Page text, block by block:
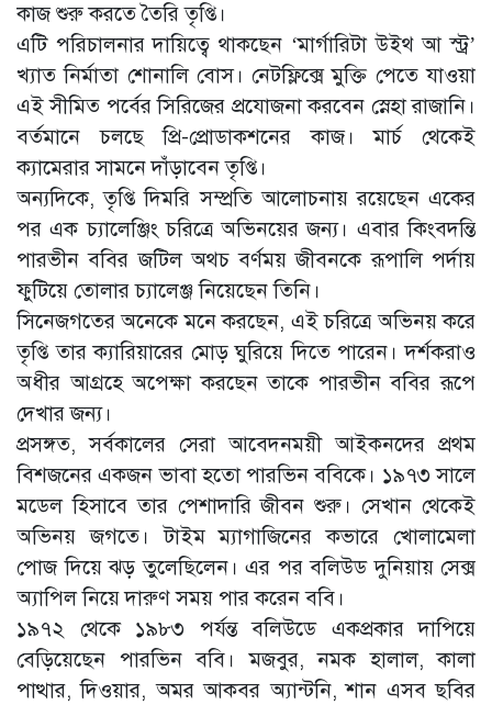
কাজ শুরু করতে তৈরি তৃপ্তি।
এটি পরিচালনার দায়িত্বে থাকছেন ‘মার্গারিটা উইথ আ স্ট্র’
খ্যাত নির্মাতা শোনালি বোস। নেটফ্লিক্সে মুক্তি পেতে যাওয়া
এই সীমিত পর্বের সিরিজের প্রযোজনা করবেন স্নেহা রাজানি।
বর্তমানে চলছে প্রি-প্রোডাকশনের কাজ। মার্চ থেকেই
ক্যামেরার সামনে দাঁড়াবেন তৃপ্তি।
অন্যদিকে, তৃপ্তি দিমরি সম্প্রতি আলোচনায় রয়েছেন একের
পর এক চ্যালেঞ্জিং চরিত্রে অভিনয়ের জন্য। এবার কিংবদন্তি
পারভীন ববির জটিল অথচ বর্ণময় জীবনকে রূপালি পর্দায়
ফুটিয়ে তোলার চ্যালেঞ্জ নিয়েছেন তিনি।
সিনেজগতের অনেকে মনে করছেন, এই চরিত্রে অভিনয় করে
তৃপ্তি তার ক্যারিয়ারের মোড় ঘুরিয়ে দিতে পারেন। দর্শকরাও
অধীর আগ্রহে অপেক্ষা করছেন তাকে পারভীন ববির রূপে
দেখার জন্য।
প্রসঙ্গত, সর্বকালের সেরা আবেদনময়ী আইকনদের প্রথম
বিশজনের একজন ভাবা হতো পারভিন ববিকে। ১৯৭৩ সালে
মডেল হিসাবে তার পেশাদারি জীবন শুরু। সেখান থেকেই
অভিনয় জগতে। টাইম ম্যাগাজিনের কভারে খোলামেলা
পোজ দিয়ে ঝড় তুলেছিলেন। এর পর বলিউড দুনিয়ায় সেক্স
অ্যাপিল নিয়ে দারুণ সময় পার করেন ববি।
১৯৭২ থেকে ১৯৮৩ পর্যন্ত বলিউডে একপ্রকার দাপিয়ে
বেড়িয়েছেন পারভিন ববি। মজবুর, নমক হালাল, কালা
পাত্থার, দিওয়ার, অমর আকবর অ্যান্টনি, শান এসব ছবির